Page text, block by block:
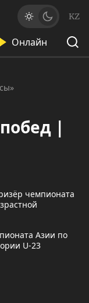
KZ
Онлайн
|
чемпионата
Азии по
U-23